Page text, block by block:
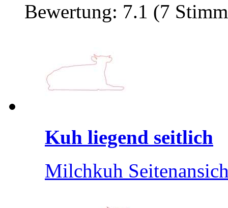
Bewertung: 7.1 (7
Kuh liegend seitlich
Milchkuh